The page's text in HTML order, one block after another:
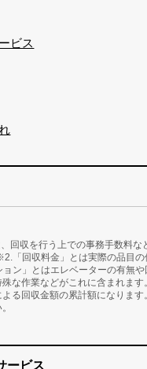
ビス
回収を行う上での事務手数料な
「回収料金」とは実際の品目の
ン」とはエレベーターの有無
な作業などがこれに含まれます
る回収金額の累計額になりま
ービス